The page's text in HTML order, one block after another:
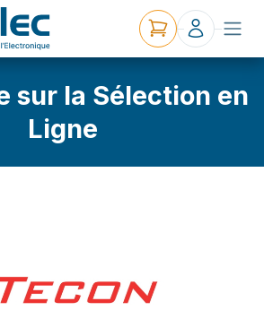
sur la Sélection en
Ligne